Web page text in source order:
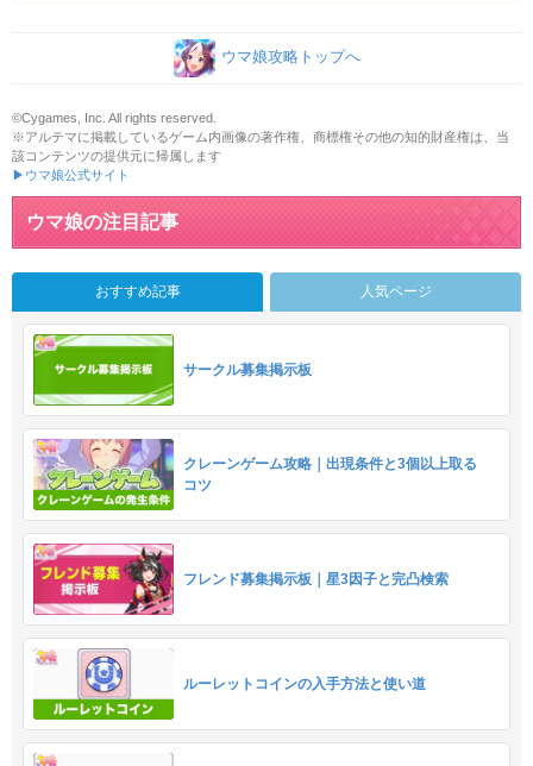
ウマ娘攻略トップへ
©Cygames, Inc. All rights reserved.
※アルテマに掲載しているゲーム内画像の著作権、商標権その他の知的財産権は、当
該コンテンツの提供元に帰属します
▶ウマ娘公式サイト
ウマ娘の注目記事
おすすめ記事 人気ページ
サークル募集掲示板
クレーンゲーム攻略｜出現条件と3個以上取る
コツ
フレンド募集掲示板｜星3因子と完凸検索
ルーレットコインの入手方法と使い道